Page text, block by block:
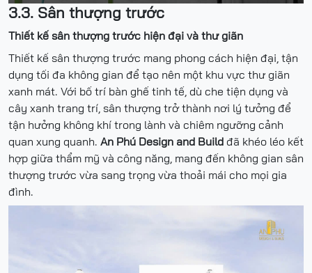
3.3. Sân thượng trước
Thiết kế sân thượng trước hiện đại và thư giãn
Thiết kế sân thượng trước mang phong cách hiện đại, tận
dụng tối đa không gian để tạo nên một khu vực thư giãn
xanh mát. Với bố trí bàn ghế tinh tế, dù che tiện dụng và
cây xanh trang trí, sân thượng trở thành nơi lý tưởng để
tận hưởng không khí trong lành và chiêm ngưỡng cảnh
quan xung quanh. An Phú Design and Build đã khéo léo kết
hợp giữa thẩm mỹ và công năng, mang đến không gian sân
thượng trước vừa sang trọng vừa thoải mái cho mọi gia
đình.